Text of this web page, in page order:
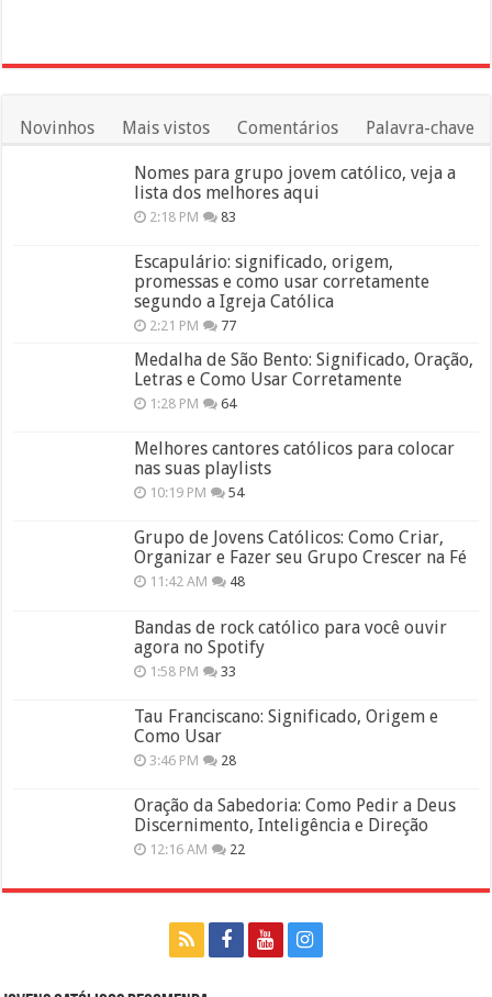
Novinhos Mais vistos Comentários Palavra-chave
Nomes para grupo jovem católico, veja a
lista dos melhores aqui
2:18 PM 83
Escapulário: significado, origem,
promessas e como usar corretamente
segundo a Igreja Católica
2:21 PM 77
Medalha de São Bento: Significado, Oração,
Letras e Como Usar Corretamente
1:28 PM 64
Melhores cantores católicos para colocar
nas suas playlists
10:19 PM 54
Grupo de Jovens Católicos: Como Criar,
Organizar e Fazer seu Grupo Crescer na Fé
11:42 AM 48
Bandas de rock católico para você ouvir
agora no Spotify
1:58 PM 33
Tau Franciscano: Significado, Origem e
Como Usar
3:46 PM 28
Oração da Sabedoria: Como Pedir a Deus
Discernimento, Inteligência e Direção
12:16 AM 22